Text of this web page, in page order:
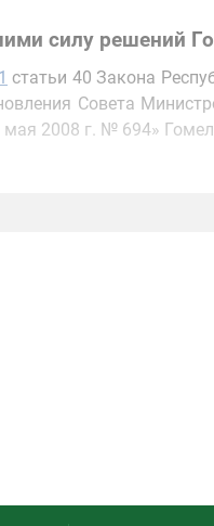
силу решений
статьи 40 Закона
Совета
2008 г. № 694»